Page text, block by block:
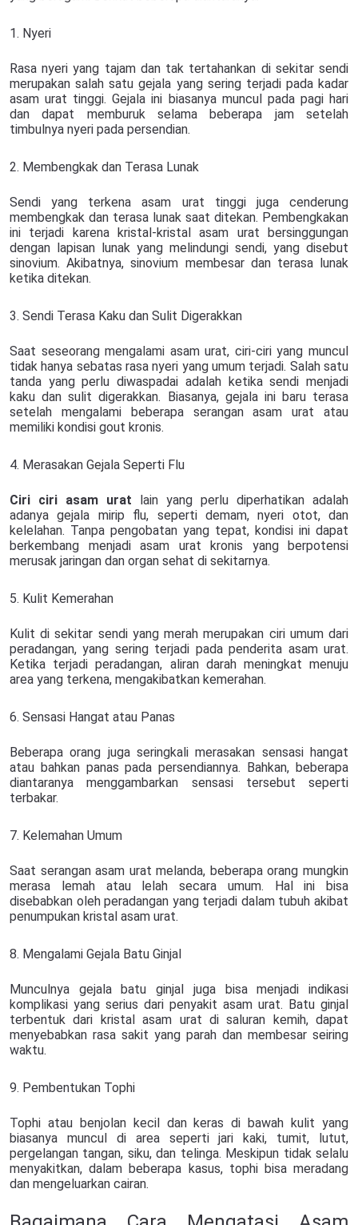
1. Nyeri
Rasa nyeri yang tajam dan tak tertahankan di sekitar sendi
merupakan salah satu gejala yang sering terjadi pada kadar
asam urat tinggi. Gejala ini biasanya muncul pada pagi hari
dan dapat memburuk selama beberapa jam setelah
timbulnya nyeri pada persendian.
2. Membengkak dan Terasa Lunak
Sendi yang terkena asam urat tinggi juga cenderung
membengkak dan terasa lunak saat ditekan. Pembengkakan
ini terjadi karena kristal-kristal asam urat bersinggungan
dengan lapisan lunak yang melindungi sendi, yang disebut
sinovium. Akibatnya, sinovium membesar dan terasa lunak
ketika ditekan.
3. Sendi Terasa Kaku dan Sulit Digerakkan
Saat seseorang mengalami asam urat, ciri-ciri yang muncul
tidak hanya sebatas rasa nyeri yang umum terjadi. Salah satu
tanda yang perlu diwaspadai adalah ketika sendi menjadi
kaku dan sulit digerakkan. Biasanya, gejala ini baru terasa
setelah mengalami beberapa serangan asam urat atau
memiliki kondisi gout kronis.
4. Merasakan Gejala Seperti Flu
Ciri ciri asam urat lain yang perlu diperhatikan adalah
adanya gejala mirip flu, seperti demam, nyeri otot, dan
kelelahan. Tanpa pengobatan yang tepat, kondisi ini dapat
berkembang menjadi asam urat kronis yang berpotensi
merusak jaringan dan organ sehat di sekitarnya.
5. Kulit Kemerahan
Kulit di sekitar sendi yang merah merupakan ciri umum dari
peradangan, yang sering terjadi pada penderita asam urat.
Ketika terjadi peradangan, aliran darah meningkat menuju
area yang terkena, mengakibatkan kemerahan.
6. Sensasi Hangat atau Panas
Beberapa orang juga seringkali merasakan sensasi hangat
atau bahkan panas pada persendiannya. Bahkan, beberapa
diantaranya menggambarkan sensasi tersebut seperti
terbakar.
7. Kelemahan Umum
Saat serangan asam urat melanda, beberapa orang mungkin
merasa lemah atau lelah secara umum. Hal ini bisa
disebabkan oleh peradangan yang terjadi dalam tubuh akibat
penumpukan kristal asam urat.
8. Mengalami Gejala Batu Ginjal
Munculnya gejala batu ginjal juga bisa menjadi indikasi
komplikasi yang serius dari penyakit asam urat. Batu ginjal
terbentuk dari kristal asam urat di saluran kemih, dapat
menyebabkan rasa sakit yang parah dan membesar seiring
waktu.
9. Pembentukan Tophi
Tophi atau benjolan kecil dan keras di bawah kulit yang
biasanya muncul di area seperti jari kaki, tumit, lutut,
pergelangan tangan, siku, dan telinga. Meskipun tidak selalu
menyakitkan, dalam beberapa kasus, tophi bisa meradang
dan mengeluarkan cairan.